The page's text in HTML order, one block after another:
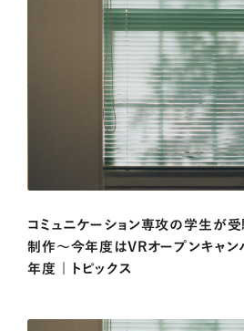
コミュニケーション専攻の学生が
制作～今年度はVRオープンキャ
年度 | トピックス